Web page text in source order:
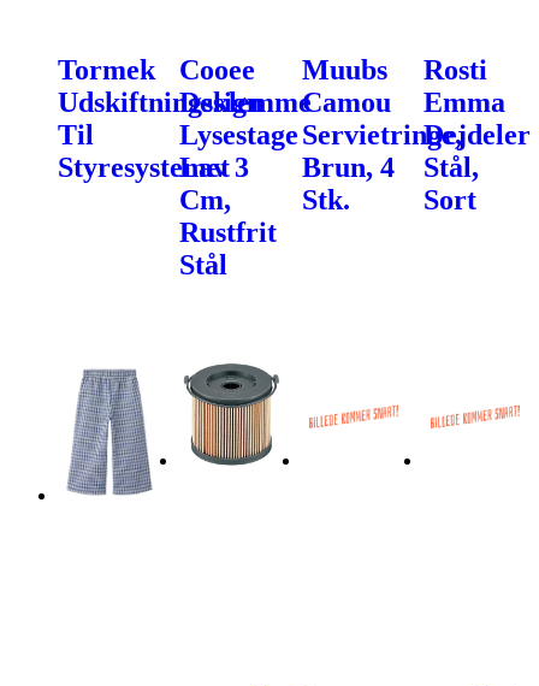
Tormek
Udskiftningsklemme
Til
Styresystemet
Cooee
Design
Lysestage
Lav 3
Cm,
Rustfrit
Stål
Muubs
Camou
Servietringe,
Brun, 4
Stk.
Rosti
Emma
Dejdeler
Stål,
Sort